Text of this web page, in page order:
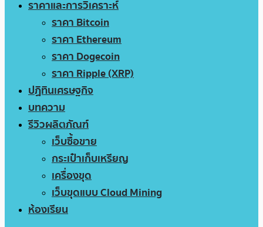
ราคาและการวิเคราะห์
ราคา Bitcoin
ราคา Ethereum
ราคา Dogecoin
ราคา Ripple (XRP)
ปฏิทินเศรษฐกิจ
บทความ
รีวิวผลิตภัณฑ์
เว็บซื้อขาย
กระเป๋าเก็บเหรียญ
เครื่องขุด
เว็บขุดแบบ Cloud Mining
ห้องเรียน